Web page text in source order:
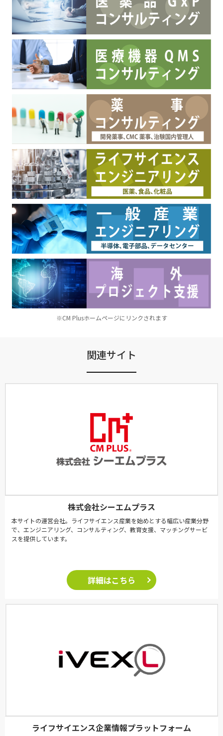
※CM Plusホームページにリンクされます
関連サイト
株式会社シーエムプラス
本サイトの運営会社。ライフサイエンス産業を始めとする幅広い産業分野
で、エンジニアリング、コンサルティング、教育支援、マッチングサービ
スを提供しています。
詳細はこちら
ライフサイエンス企業情報プラットフォーム